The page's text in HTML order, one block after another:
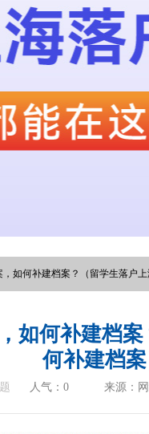
如何补建档案？（留学生落户上
如何补建档
何补建档案
人气： 0 来源：